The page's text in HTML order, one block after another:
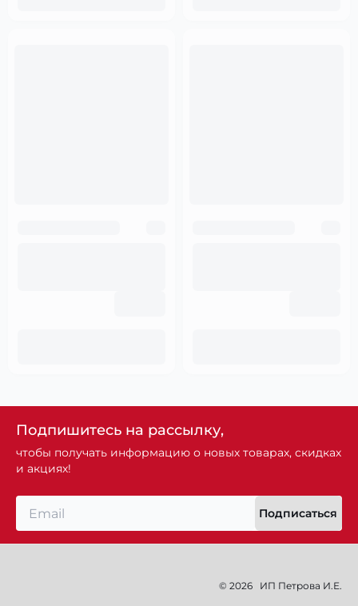
Подпишитесь на рассылку,
чтобы получать информацию о новых товарах, скидках
и акциях!
Подписаться
© 2026 ИП Петрова И.Е.